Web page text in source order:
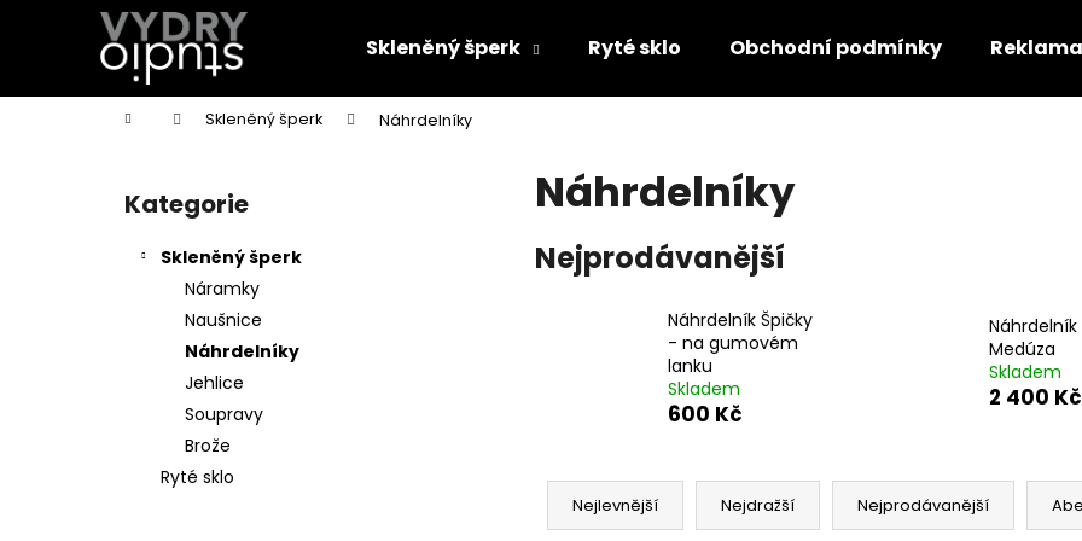
Skleněný šperk Ryté sklo Obchodní podmínky
Domů Skleněný šperk Náhrdelníky
Přeskočit
kategorie
Kategorie
Skleněný šperk
Náramky
Naušnice
Náhrdelníky
Jehlice
Soupravy
Brože
Ryté sklo
Náhrdelníky
Nejprodávanější
Náhrdelník Špičky
- na gumovém
lanku
Skladem
600 Kč
Náhrdelník
Medúza
Skladem
2 400 Kč
Ř
Nejlevnější Nejdražší Nejprodávanější
í
Zpět
do
Zpět
do
Doporučujeme
SOUPRAVA KRYSTALY - UNIKÁTNÍ SET
NAUŠNICE